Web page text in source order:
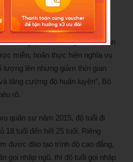
Giang nói.
tới, Bộ Quốc phòng sẽ cùng
đề nghị sửa luật Nghĩa vụ quân
miễn, hoãn thực hiện nghĩa vụ
lượng lên nhưng giảm thời gian
tăng cường độ huấn luyện”, Bộ
rõ.
quân sự năm 2015, độ tuổi đi
18 tuổi đến hết 25 tuổi. Riêng
được đào tạo trình độ cao đẳng,
gọi nhập ngũ, thì độ tuổi gọi nhập